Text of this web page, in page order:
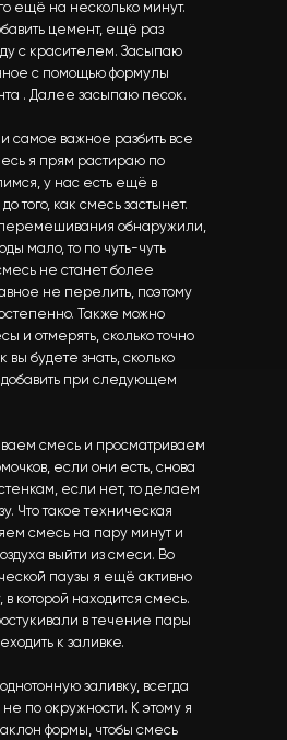
ещё на несколько минут.
цемент, ещё раз
с красителем. Засыпаю
с помощью формулы
. Далее засыпаю песок.
самое важное разбить все
я прям растираю по
у нас есть ещё в
того, как смесь застынет.
обнаружили,
мало, то по чуть-чуть
не станет более
не перелить, поэтому
Также можно
и отмерять, сколько точно
вы будете знать, сколько
добавить при следующем
смесь и просматриваем
если они есть, снова
если нет, то делаем
Что такое техническая
смесь на пару минут и
выйти из смеси. Во
паузы я ещё активно
в которой находится смесь.
в течение пары
к заливке.
заливку, всегда
не по окружности. К этому я
формы, чтобы смесь